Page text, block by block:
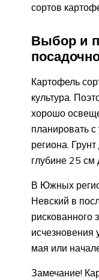
сортов
Выбор и
Картофель
культура.
хорошо
планировать с
региона.
глубине 25 см
В Южных
Невский в
рискованного
исчезновения
мая или
Замечание!